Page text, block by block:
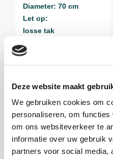
Deze website maakt
We gebruiken cookies om
personaliseren, om
om ons websiteverkeer te
informatie over uw gebruik
partners voor social media,
Diameter: 70 cm
Let op:
losse tak
€39,50
BEKIJK PRODUCT